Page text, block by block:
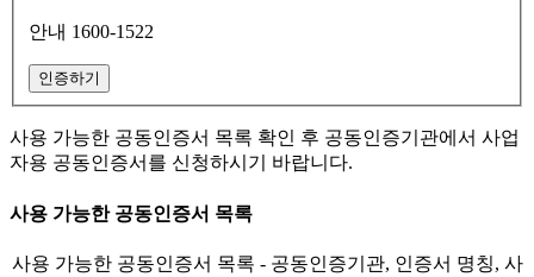
안내 1600-1522
인증하기
사용 가능한 공동인증서 목록 확인 후 공동인증기관에서 사업
자용 공동인증서를 신청하시기 바랍니다.
사용 가능한 공동인증서 목록
사용 가능한 공동인증서 목록 - 공동인증기관, 인증서 명칭, 사